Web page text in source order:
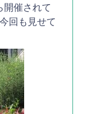
開催されて
回も見せて